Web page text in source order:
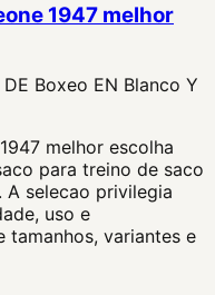
1947 melhor
Boxeo EN Blanco Y
melhor escolha
para treino de saco
selecao privilegia
uso e
tamanhos, variantes e